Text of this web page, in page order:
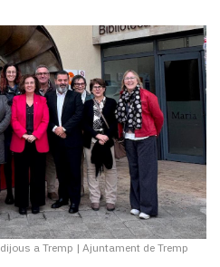
a Tremp | Ajuntament de Tremp